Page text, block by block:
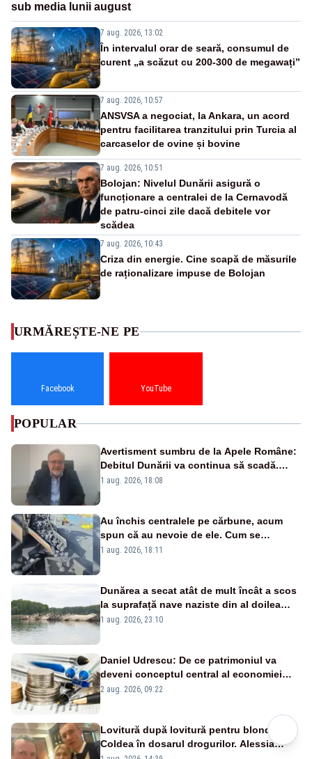
sub media lunii august
7 aug. 2026, 13:02
În intervalul orar de seară, consumul de
curent „a scăzut cu 200-300 de megawați”
7 aug. 2026, 10:57
ANSVSA a negociat, la Ankara, un acord
pentru facilitarea tranzitului prin Turcia al
carcaselor de ovine și bovine
7 aug. 2026, 10:51
Bolojan: Nivelul Dunării asigură o
funcționare a centralei de la Cernavodă
de patru-cinci zile dacă debitele vor
scădea
7 aug. 2026, 10:43
Criza din energie. Cine scapă de măsurile
de raționalizare impuse de Bolojan
URMĂREȘTE-NE PE
Facebook YouTube
POPULAR
Avertisment sumbru de la Apele Române:
Debitul Dunării va continua să scadă.
Cernavodă s-ar putea închide în 4 zile
1 aug. 2026, 18:08
Au închis centralele pe cărbune, acum
spun că au nevoie de ele. Cum se
pasează vina în plină criză energetică
1 aug. 2026, 18:11
Dunărea a secat atât de mult încât a scos
la suprafață nave naziste din al doilea
război mondial
1 aug. 2026, 23:10
Daniel Udrescu: De ce patrimoniul va
deveni conceptul central al economiei
viitoare?
2 aug. 2026, 09:22
Lovitură după lovitură pentru blonda lui
Coldea în dosarul drogurilor. Alessia